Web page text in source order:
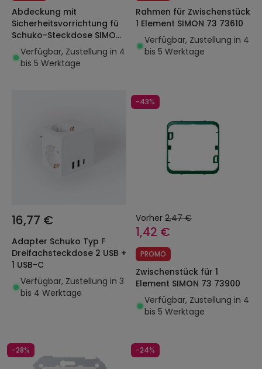
Abdeckung mit
Sicherheitsvorrichtung fü
Schuko-Steckdose SIMON
73 LOFT 73041
Verfügbar, Zustellung in 4
bis 5 Werktage
Rahmen für Zwischenstück
1 Element SIMON 73 73610
Verfügbar, Zustellung in 4
bis 5 Werktage
16,77 €
Adapter Schuko Typ F
Dreifachsteckdose 2 USB +
1 USB-C
Verfügbar, Zustellung in 3
bis 4 Werktage
-43%
Vorher 2,47 €
1,42 €
PROMO
Zwischenstück für 1
Element SIMON 73 73900
Verfügbar, Zustellung in 4
bis 5 Werktage
-28% -24%